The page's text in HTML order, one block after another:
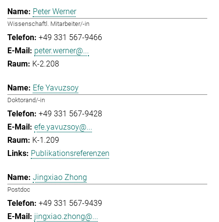
Peter Werner
Wissenschaftl. Mitarbeiter/-in
+49 331 567-9466
peter.werner@...
K-2.208
Efe Yavuzsoy
Doktorand/-in
+49 331 567-9428
efe.yavuzsoy@...
K-1.209
Publikationsreferenzen
Jingxiao Zhong
Postdoc
+49 331 567-9439
jingxiao.zhong@...